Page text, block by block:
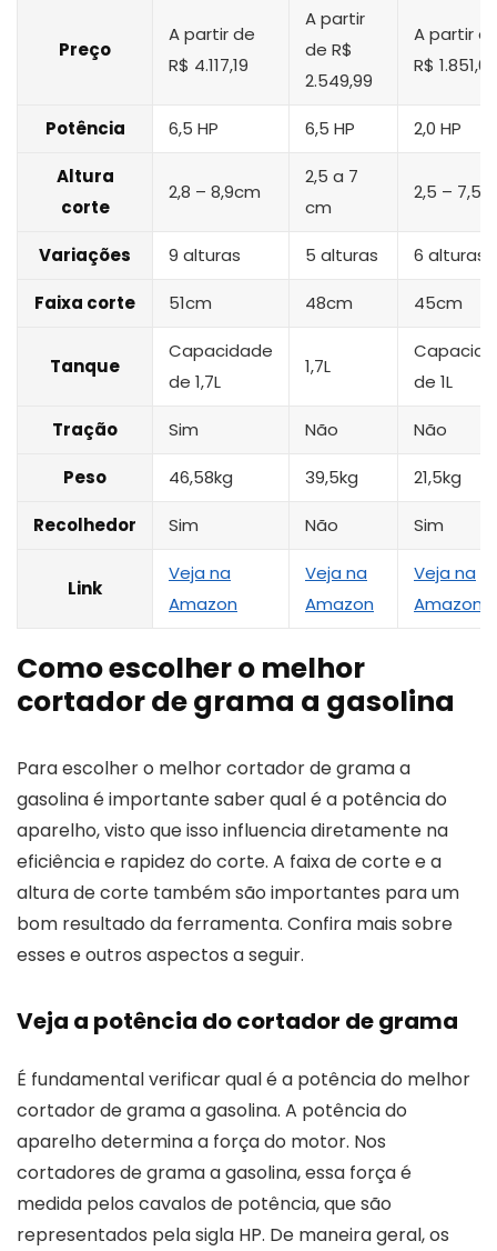
Preço
A partir de
R$ 4.117,19
A partir
de R$
2.549,99
A partir
R$ 1.851,00
Potência 6,5 HP 6,5 HP 2,0 HP
Altura
corte
2,8 – 8,9cm
2,5 a 7
cm
2,5 –
Variações 9 alturas 5 alturas 6 alturas
Faixa corte 51cm 48cm 45cm
Tanque
Capacidade
de 1,7L
1,7L
de 1L
Tração Sim Não Não
Peso 46,58kg 39,5kg 21,5kg
Recolhedor Sim Não Sim
Link
Veja na
Amazon
Veja na
Amazon
Veja na
Amazon
Como escolher o melhor
cortador de grama a gasolina
Para escolher o melhor cortador de grama a
gasolina é importante saber qual é a potência do
aparelho, visto que isso influencia diretamente na
eficiência e rapidez do corte. A faixa de corte e a
altura de corte também são importantes para um
bom resultado da ferramenta. Confira mais sobre
esses e outros aspectos a seguir.
Veja a potência do cortador de grama
É fundamental verificar qual é a potência do melhor
cortador de grama a gasolina. A potência do
aparelho determina a força do motor. Nos
cortadores de grama a gasolina, essa força é
medida pelos cavalos de potência, que são
representados pela sigla HP. De maneira geral, os